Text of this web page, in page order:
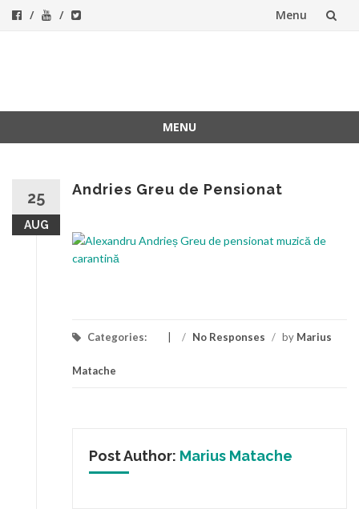
Menu
MENU
25
AUG
Andries Greu de Pensionat
Categories: / No Responses / by Marius
Matache
Post Author: Marius Matache